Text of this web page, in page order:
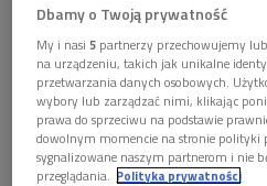
 58'09
"Daleko do miasta", czyli
lokalnej (Mikrokosmosy/
Dbamy o Twoją prywatność
My i nasi5 partnerzy przechowujemy
na urządzeniu, takich jak unikalne
przetwarzania danych osobowych.
wybory lub zarządzać nimi, klikając
prawa do sprzeciwu na podstawie
dowolnym momencie na stronie polityki
sygnalizowane naszym partnerom i nie
przeglądania. Polityka prywatności